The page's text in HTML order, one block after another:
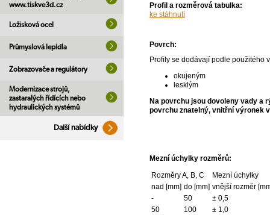
www.tiskve3d.cz
Ložisková ocel
Průmyslová lepidla
Zobrazovače a regulátory
Modernizace strojů,
zastaralých řídících nebo
hydraulických systémů
Další nabídky
Profil a rozměrová tabulka:
ke stáhnutí
Povrch:
Profily se dodávají podle použitého
okujeným
lesklým
Na povrchu jsou dovoleny vady a
povrchu znatelný, vnitřní výronek
Mezní úchylky rozměrů:
Rozměry A, B, C
Mezní úchylky
nad [mm] do [mm] vnější rozměr
-
50
± 0,5
50
100
± 1,0